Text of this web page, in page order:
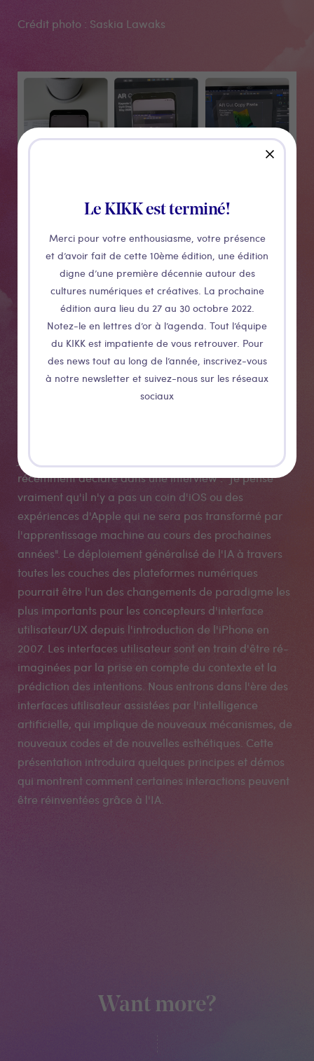
Le KIKK est terminé!
Merci pour votre enthousiasme, votre présence
et d’avoir fait de cette 10ème édition, une édition
digne d’une première décennie autour des
cultures numériques et créatives. La prochaine
édition aura lieu du 27 au 30 octobre 2022.
Notez-le en lettres d’or à l’agenda. Tout l’équipe
du KIKK est impatiente de vous retrouver. Pour
des news tout au long de l’année, inscrivez-vous
à notre newsletter et suivez-nous sur les réseaux
sociaux
close
Crédit photo : Saskia Lawaks
Médias
CONFÉRENCE
Interfaces
utilisateurs
assistées par
John Giannandrea, le chef de l'IA chez Apple, a
récemment déclaré dans une interview : "Je pense
vraiment qu'il n'y a pas un coin d'iOS ou des
expériences d'Apple qui ne sera pas transformé par
l'apprentissage machine au cours des prochaines
années". Le déploiement généralisé de l'IA à travers
toutes les couches des plateformes numériques
pourrait être l'un des changements de paradigme les
plus importants pour les concepteurs d'interface
utilisateur/UX depuis l'introduction de l'iPhone en
2007. Les interfaces utilisateur sont en train d'être ré-
imaginées par la prise en compte du contexte et la
prédiction des intentions. Nous entrons dans l'ère des
interfaces utilisateur assistées par l'intelligence
artificielle, qui implique de nouveaux mécanismes, de
nouveaux codes et de nouvelles esthétiques. Cette
présentation introduira quelques principes et démos
qui montrent comment certaines interactions peuvent
être réinventées grâce à l'IA.
Want more?